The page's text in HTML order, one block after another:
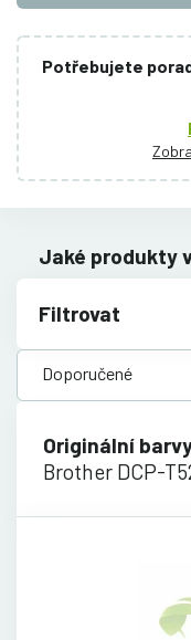
Potřebujete
Jaké produkty
Filtrovat
Originální
Brother DCP-